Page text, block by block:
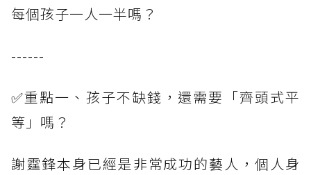
每個孩子一人一半嗎？
------
✅重點一、孩子不缺錢，還需要「齊頭式平
等」嗎？
謝霆鋒本身已經是非常成功的藝人，個人身